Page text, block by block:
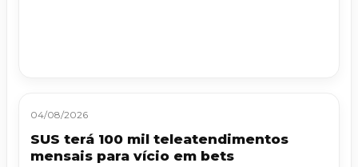
04/08/2026
SUS terá 100 mil teleatendimentos
mensais para vício em bets